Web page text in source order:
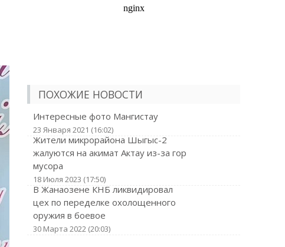
ПОХОЖИЕ НОВОСТИ
Интересные фото Мангистау
23 Января 2021 (16:02)
Жители микрорайона Шыгыс-2
жалуются на акимат Актау из-за гор
мусора
18 Июля 2023 (17:50)
В Жанаозене КНБ ликвидировал
цех по переделке охолощенного
оружия в боевое
30 Марта 2022 (20:03)